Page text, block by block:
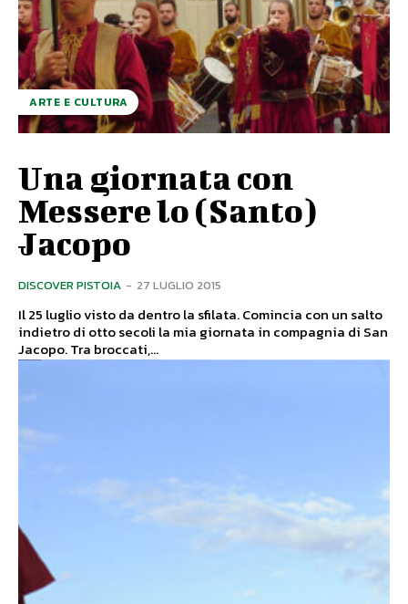
ARTE E CULTURA
Una giornata con
Messere lo (Santo)
Jacopo
DISCOVER PISTOIA - 27 LUGLIO 2015
Il 25 luglio visto da dentro la sfilata. Comincia con un salto
indietro di otto secoli la mia giornata in compagnia di San
Jacopo. Tra broccati,...